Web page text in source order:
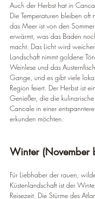
Auch der Herbst hat in
Die Temperaturen bleiben oft
das Meer ist von den
erwärmt, was das Baden
macht. Das Licht wird
Landschaft nimmt goldene
Weinlese und das
Gange, und es gibt viele
Region feiert. Der Herbst ist
Genießer, die die
Cancale in einer
erkunden möchten.
Winter (November
Für Liebhaber der rauen,
Küstenlandschaft ist der
Reisezeit. Die Stürme des